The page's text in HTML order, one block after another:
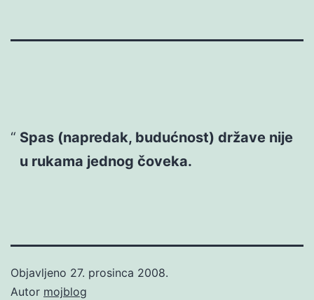
Spas (napredak, budućnost) države nije
u rukama jednog čoveka.
Objavljeno 27. prosinca 2008.
Autor mojblog